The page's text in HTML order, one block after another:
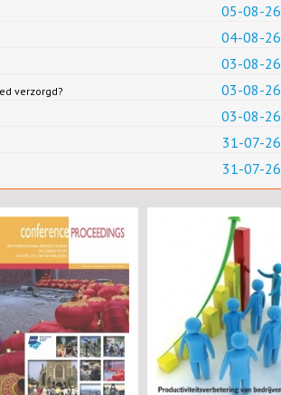
05-08-26
04-08-26
03-08-26
03-08-26
verzorgd?
03-08-26
31-07-26
31-07-26